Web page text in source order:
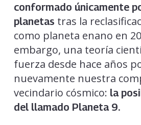
conformado únicamente
planetas tras la
como planeta enano en
embargo, una teoría
fuerza desde hace años
nuevamente nuestra
vecindario cósmico: la
del llamado Planeta 9.